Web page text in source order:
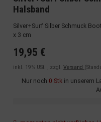
Halsband
Silver+Surf Silber Schmuck
x 3 cm
19,95 €
inkl. 19% USt. , zzgl. Versand
Nur noch 0 Stk in unserem